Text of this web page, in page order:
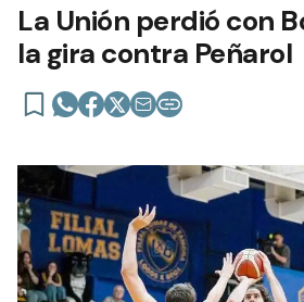
La Unión perdió con
la gira contra Peñarol